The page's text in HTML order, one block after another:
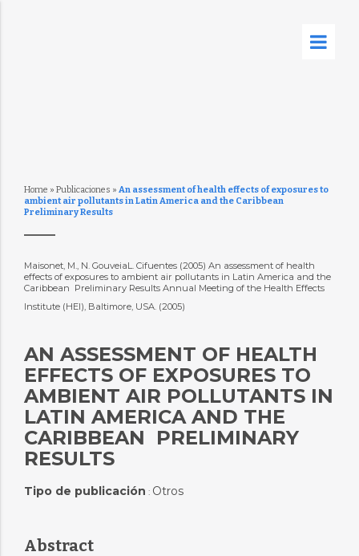
Home » Publicaciones » An assessment of health effects of exposures to
ambient air pollutants in Latin America and the Caribbean 
Preliminary Results
Maisonet, M., N. GouveiaL. Cifuentes (2005) An assessment of health
effects of exposures to ambient air pollutants in Latin America and the
Caribbean  Preliminary Results Annual Meeting of the Health Effects
Institute (HEI), Baltimore, USA. (2005)
AN ASSESSMENT OF HEALTH
EFFECTS OF EXPOSURES TO
AMBIENT AIR POLLUTANTS IN
LATIN AMERICA AND THE
CARIBBEAN  PRELIMINARY
RESULTS
Tipo de publicación : Otros
Abstract